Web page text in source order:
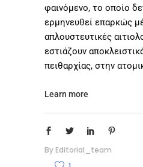
φαινόμενο, το οποίο
ερμηνευθεί επαρκώς
απλουστευτικές
εστιάζουν
πειθαρχίας, στην
Learn more
By Editorial_team